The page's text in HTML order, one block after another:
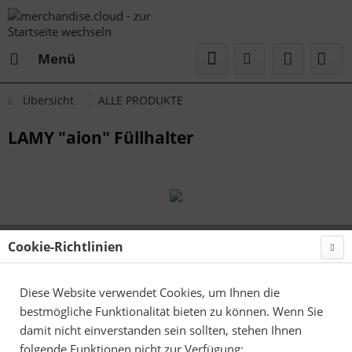
Menü
Übersicht ALLE PRODUKTE
LAMY "aion" Füllhalter
Cookie-Richtlinien
Diese Website verwendet Cookies, um Ihnen die
bestmögliche Funktionalität bieten zu können. Wenn Sie
damit nicht einverstanden sein sollten, stehen Ihnen
folgende Funktionen nicht zur Verfügung: